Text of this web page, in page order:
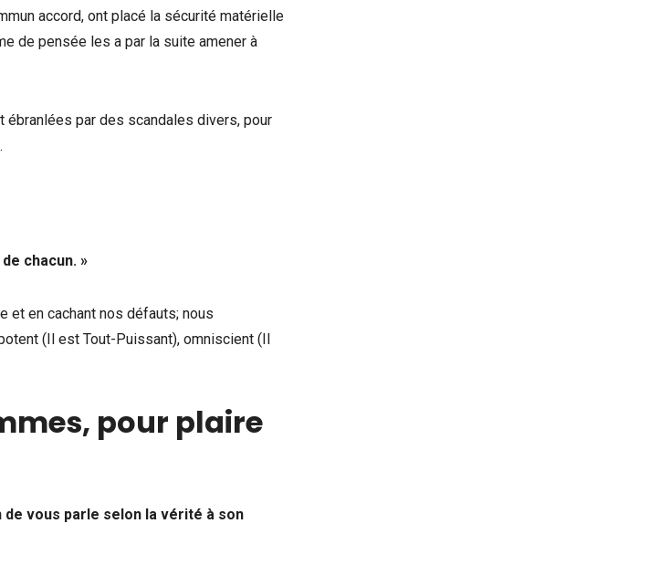
accord, ont placé la sécurité matérielle
de pensée les a par la suite amener à
ébranlées par des scandales divers, pour
chacun. »
et en cachant nos défauts; nous
(Il est Tout-Puissant), omniscient (Il
pour plaire
de vous parle selon la vérité à son